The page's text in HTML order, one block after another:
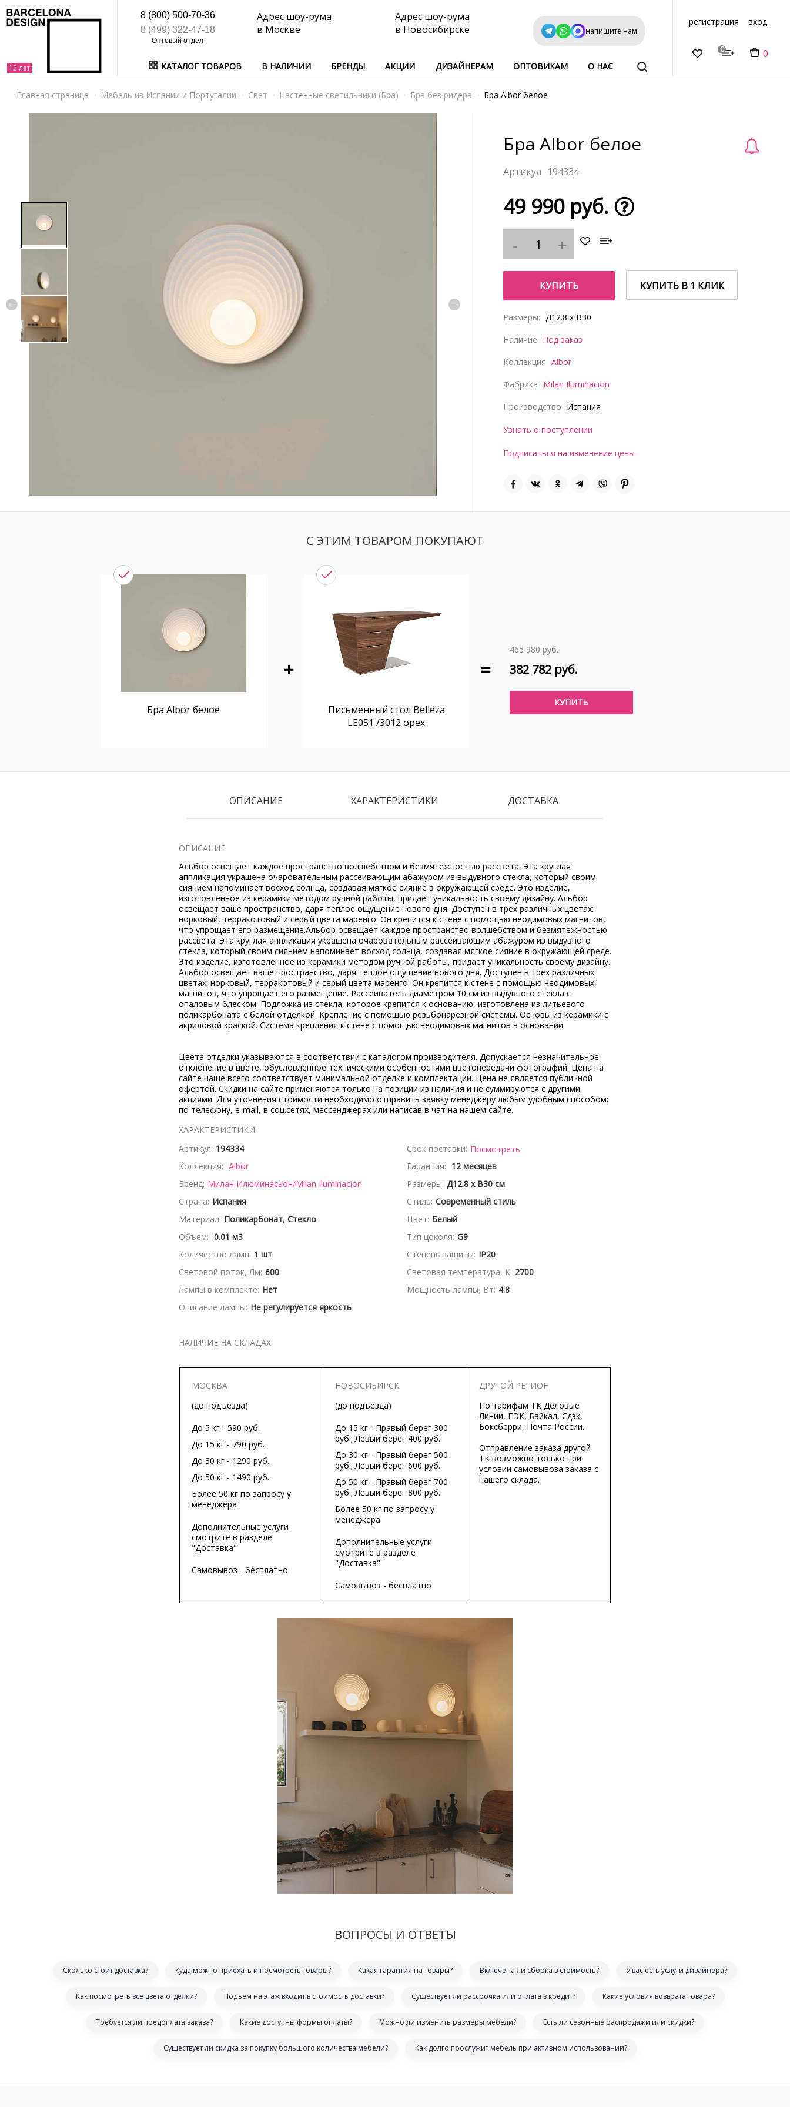
8 (800) 500-70-36
8 (499) 322-47-18
Адрес шоу-рума
в Москве
Адрес шоу-рума
в Новосибирске
напишите нам
КАТАЛОГ ТОВАРОВ В НАЛИЧИИ БРЕНДЫ АКЦИИ ДИЗАЙНЕРАМ ОПТОВИКАМ О НАС
регистрация вход
0 0
Главная страница Мебель из Испании и Португалии Свет Настенные светильники (Бра) Бра без ридера Бра Albor белое
Бра Albor белое
194334
49 990 руб.
КУПИТЬ КУПИТЬ В 1 КЛИК
Размеры: Д12.8 x В30
Наличие Под заказ
Коллекция Albor
Фабрика Milan Iluminacion
Производство Испания
Узнать о поступлении
Подписаться на изменение цены
С ЭТИМ ТОВАРОМ ПОКУПАЮТ
Бра Albor белое
Письменный стол Belleza
LE051 /3012 орех
465 980 руб.
382 782 руб.
КУПИТЬ
ОПИСАНИЕ ХАРАКТЕРИСТИКИ ДОСТАВКА
ОПИСАНИЕ
Альбор освещает каждое пространство волшебством и безмятежностью рассвета. Эта круглая
аппликация украшена очаровательным рассеивающим абажуром из выдувного стекла, который своим
сиянием напоминает восход солнца, создавая мягкое сияние в окружающей среде. Это изделие,
изготовленное из керамики методом ручной работы, придает уникальность своему дизайну. Альбор
освещает ваше пространство, даря теплое ощущение нового дня. Доступен в трех различных цветах:
норковый, терракотовый и серый цвета маренго. Он крепится к стене с помощью неодимовых магнитов,
что упрощает его размещение.Альбор освещает каждое пространство волшебством и безмятежностью
рассвета. Эта круглая аппликация украшена очаровательным рассеивающим абажуром из выдувного
стекла, который своим сиянием напоминает восход солнца, создавая мягкое сияние в окружающей среде.
Это изделие, изготовленное из керамики методом ручной работы, придает уникальность своему дизайну.
Альбор освещает ваше пространство, даря теплое ощущение нового дня. Доступен в трех различных
цветах: норковый, терракотовый и серый цвета маренго. Он крепится к стене с помощью неодимовых
магнитов, что упрощает его размещение. Рассеиватель диаметром 10 см из выдувного стекла с
опаловым блеском. Подложка из стекла, которое крепится к основанию, изготовлена из литьевого
поликарбоната с белой отделкой. Крепление с помощью резьбонарезной системы. Основы из керамики с
акриловой краской. Система крепления к стене с помощью неодимовых магнитов в основании.
Цвета отделки указываются в соответствии с каталогом производителя. Допускается незначительное
отклонение в цвете, обусловленное техническими особенностями цветопередачи фотографий. Цена на
сайте чаще всего соответствует минимальной отделке и комплектации. Цена не является публичной
офертой. Скидки на сайте применяются только на позиции из наличия и не суммируются с другими
акциями. Для уточнения стоимости необходимо отправить заявку менеджеру любым удобным способом:
по телефону, e-mail, в соц.сетях, мессенджерах или написав в чат на нашем сайте.
ХАРАКТЕРИСТИКИ
Артикул: 194334 Срок поставки: Посмотреть
Коллекция: Albor Гарантия: 12 месяцев
Бренд: Милан Илюминасьон/Milan Iluminacion Размеры: Д12.8 x В30 см
Страна: Испания Стиль: Современный стиль
Материал: Поликарбонат, Стекло Цвет: Белый
Объем: 0.01 м3 Тип цоколя: G9
Количество ламп: 1 шт Степень защиты: IP20
Световой поток, Лм: 600 Световая температура, К: 2700
Лампы в комплекте: Нет Мощность лампы, Вт: 4.8
Описание лампы: Не регулируется яркость
НАЛИЧИЕ НА СКЛАДАХ
МОСКВА
(до подъезда)
До 5 кг - 590 руб.
До 15 кг - 790 руб.
До 30 кг - 1290 руб.
До 50 кг - 1490 руб.
Более 50 кг по запросу у
менеджера
Дополнительные услуги
смотрите в разделе
"Доставка"
Самовывоз - бесплатно
НОВОСИБИРСК
(до подъезда)
До 15 кг - Правый берег 300
руб.; Левый берег 400 руб.
До 30 кг - Правый берег 500
руб.; Левый берег 600 руб.
До 50 кг - Правый берег 700
руб.; Левый берег 800 руб.
Более 50 кг по запросу у
менеджера
Дополнительные услуги
смотрите в разделе
"Доставка"
Самовывоз - бесплатно
ДРУГОЙ РЕГИОН
По тарифам ТК Деловые
Линии, ПЭК, Байкал, Сдэк,
Боксберри, Почта России.
Отправление заказа другой
ТК возможно только при
условии самовывоза заказа с
нашего склада.
ВОПРОСЫ И ОТВЕТЫ
Сколько стоит доставка? Куда можно приехать и посмотреть товары? Какая гарантия на товары? Включена ли сборка в стоимость? У вас есть услуги дизайнера?
Как посмотреть все цвета отделки? Подъем на этаж входит в стоимость доставки? Существует ли рассрочка или оплата в кредит? Какие условия возврата товара?
Требуется ли предоплата заказа? Какие доступны формы оплаты? Можно ли изменить размеры мебели? Есть ли сезонные распродажи или скидки?
Существует ли скидка за покупку большого количества мебели? Как долго прослужит мебель при активном использовании?